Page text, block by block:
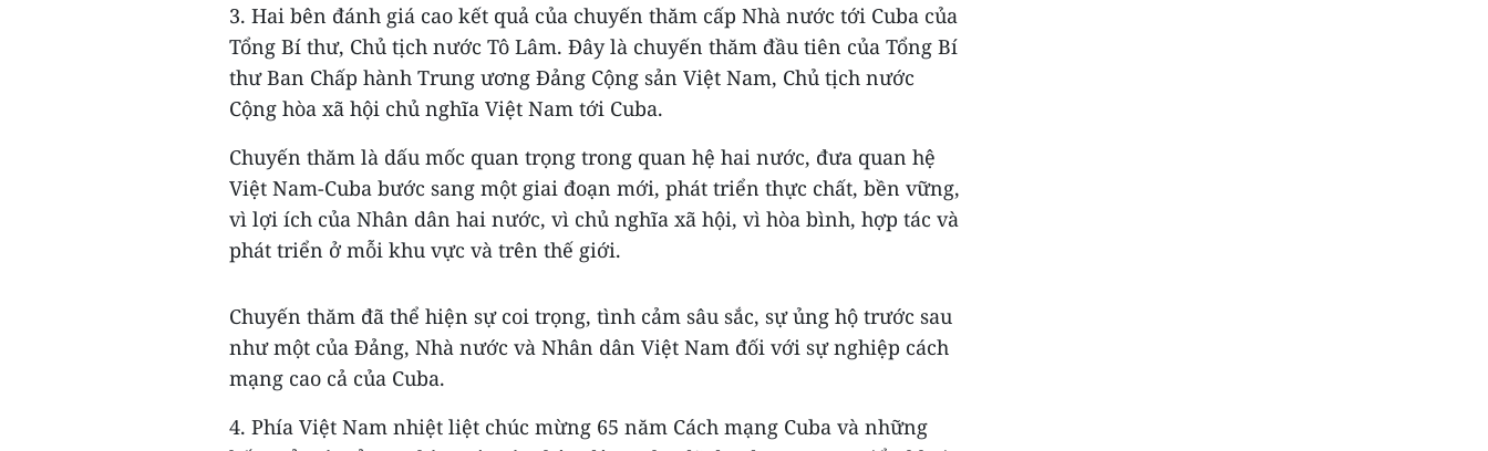
3. Hai bên đánh giá cao kết quả của chuyến thăm cấp Nhà nước tới Cuba của
Tổng Bí thư, Chủ tịch nước Tô Lâm. Đây là chuyến thăm đầu tiên của Tổng Bí
thư Ban Chấp hành Trung ương Đảng Cộng sản Việt Nam, Chủ tịch nước
Cộng hòa xã hội chủ nghĩa Việt Nam tới Cuba.
Chuyến thăm là dấu mốc quan trọng trong quan hệ hai nước, đưa quan hệ
Việt Nam-Cuba bước sang một giai đoạn mới, phát triển thực chất, bền vững,
vì lợi ích của Nhân dân hai nước, vì chủ nghĩa xã hội, vì hòa bình, hợp tác và
phát triển ở mỗi khu vực và trên thế giới.
Chuyến thăm đã thể hiện sự coi trọng, tình cảm sâu sắc, sự ủng hộ trước sau
như một của Đảng, Nhà nước và Nhân dân Việt Nam đối với sự nghiệp cách
mạng cao cả của Cuba.
4. Phía Việt Nam nhiệt liệt chúc mừng 65 năm Cách mạng Cuba và những